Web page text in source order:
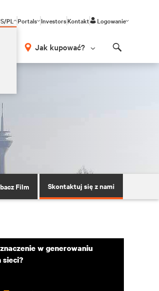
PL Portals InvestorsKontakt Logowanie
Jak kupować?
Film Skontaktuj się z nami
w generowaniu
sieci?